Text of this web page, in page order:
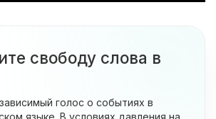
свободу слова в
голос о событиях в
языке. В условиях давления на